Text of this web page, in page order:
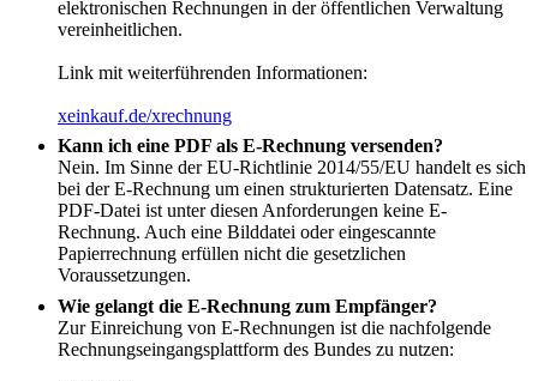
elektronischen Rechnungen in der öffentlichen Verwaltung
vereinheitlichen.
Link mit weiterführenden Informationen:
xeinkauf.de/xrechnung
Kann ich eine PDF als E-Rechnung versenden?
Nein. Im Sinne der EU-Richtlinie 2014/55/EU handelt es sich
bei der E-Rechnung um einen strukturierten Datensatz. Eine
PDF-Datei ist unter diesen Anforderungen keine E-
Rechnung. Auch eine Bilddatei oder eingescannte
Papierrechnung erfüllen nicht die gesetzlichen
Voraussetzungen.
Wie gelangt die E-Rechnung zum Empfänger?
Zur Einreichung von E-Rechnungen ist die nachfolgende
Rechnungseingangsplattform des Bundes zu nutzen: